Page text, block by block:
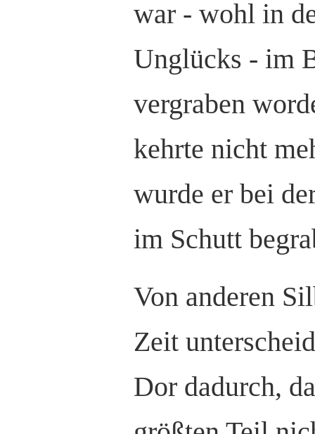
war - wohl in
Unglücks - im
vergraben
kehrte nicht
wurde er bei
im Schutt
Von anderen
Zeit
Dor dadurch,